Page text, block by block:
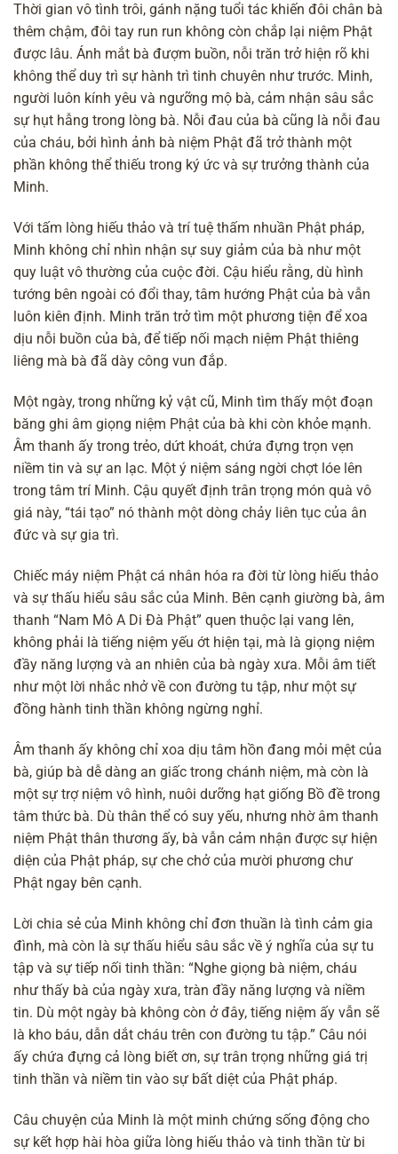
Thời gian vô tình trôi, gánh nặng tuổi tác khiến đôi chân bà
thêm chậm, đôi tay run run không còn chắp lại niệm Phật
được lâu. Ánh mắt bà đượm buồn, nỗi trăn trở hiện rõ khi
không thể duy trì sự hành trì tinh chuyên như trước. Minh,
người luôn kính yêu và ngưỡng mộ bà, cảm nhận sâu sắc
sự hụt hẫng trong lòng bà. Nỗi đau của bà cũng là nỗi đau
của cháu, bởi hình ảnh bà niệm Phật đã trở thành một
phần không thể thiếu trong ký ức và sự trưởng thành của
Minh.
Với tấm lòng hiếu thảo và trí tuệ thấm nhuần Phật pháp,
Minh không chỉ nhìn nhận sự suy giảm của bà như một
quy luật vô thường của cuộc đời. Cậu hiểu rằng, dù hình
tướng bên ngoài có đổi thay, tâm hướng Phật của bà vẫn
luôn kiên định. Minh trăn trở tìm một phương tiện để xoa
dịu nỗi buồn của bà, để tiếp nối mạch niệm Phật thiêng
liêng mà bà đã dày công vun đắp.
Một ngày, trong những kỷ vật cũ, Minh tìm thấy một đoạn
băng ghi âm giọng niệm Phật của bà khi còn khỏe mạnh.
Âm thanh ấy trong trẻo, dứt khoát, chứa đựng trọn vẹn
niềm tin và sự an lạc. Một ý niệm sáng ngời chợt lóe lên
trong tâm trí Minh. Cậu quyết định trân trọng món quà vô
giá này, “tái tạo” nó thành một dòng chảy liên tục của ân
đức và sự gia trì.
Chiếc máy niệm Phật cá nhân hóa ra đời từ lòng hiếu thảo
và sự thấu hiểu sâu sắc của Minh. Bên cạnh giường bà, âm
thanh “Nam Mô A Di Đà Phật” quen thuộc lại vang lên,
không phải là tiếng niệm yếu ớt hiện tại, mà là giọng niệm
đầy năng lượng và an nhiên của bà ngày xưa. Mỗi âm tiết
như một lời nhắc nhở về con đường tu tập, như một sự
đồng hành tinh thần không ngừng nghỉ.
Âm thanh ấy không chỉ xoa dịu tâm hồn đang mỏi mệt của
bà, giúp bà dễ dàng an giấc trong chánh niệm, mà còn là
một sự trợ niệm vô hình, nuôi dưỡng hạt giống Bồ đề trong
tâm thức bà. Dù thân thể có suy yếu, nhưng nhờ âm thanh
niệm Phật thân thương ấy, bà vẫn cảm nhận được sự hiện
diện của Phật pháp, sự che chở của mười phương chư
Phật ngay bên cạnh.
Lời chia sẻ của Minh không chỉ đơn thuần là tình cảm gia
đình, mà còn là sự thấu hiểu sâu sắc về ý nghĩa của sự tu
tập và sự tiếp nối tinh thần: “Nghe giọng bà niệm, cháu
như thấy bà của ngày xưa, tràn đầy năng lượng và niềm
tin. Dù một ngày bà không còn ở đây, tiếng niệm ấy vẫn sẽ
là kho báu, dẫn dắt cháu trên con đường tu tập.” Câu nói
ấy chứa đựng cả lòng biết ơn, sự trân trọng những giá trị
tinh thần và niềm tin vào sự bất diệt của Phật pháp.
Câu chuyện của Minh là một minh chứng sống động cho
sự kết hợp hài hòa giữa lòng hiếu thảo và tinh thần từ bi